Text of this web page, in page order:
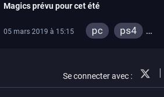
Magics prévu pour cet été
05 mars 2019 à 15:15 pc
ps4
Se connecter avec :